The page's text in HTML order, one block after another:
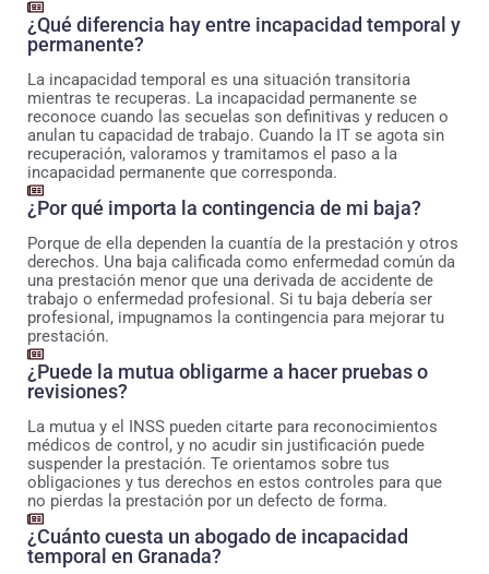
¿Qué diferencia hay entre incapacidad temporal y
permanente?
La incapacidad temporal es una situación transitoria
mientras te recuperas. La incapacidad permanente se
reconoce cuando las secuelas son definitivas y reducen o
anulan tu capacidad de trabajo. Cuando la IT se agota sin
recuperación, valoramos y tramitamos el paso a la
incapacidad permanente que corresponda.
¿Por qué importa la contingencia de mi baja?
Porque de ella dependen la cuantía de la prestación y otros
derechos. Una baja calificada como enfermedad común da
una prestación menor que una derivada de accidente de
trabajo o enfermedad profesional. Si tu baja debería ser
profesional, impugnamos la contingencia para mejorar tu
prestación.
¿Puede la mutua obligarme a hacer pruebas o
revisiones?
La mutua y el INSS pueden citarte para reconocimientos
médicos de control, y no acudir sin justificación puede
suspender la prestación. Te orientamos sobre tus
obligaciones y tus derechos en estos controles para que
no pierdas la prestación por un defecto de forma.
¿Cuánto cuesta un abogado de incapacidad
temporal en Granada?